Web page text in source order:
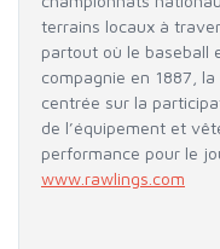
terrains locaux à
partout où le baseball
compagnie en 1887,
centrée sur la
de l’équipement et
performance pour le
www.rawlings.com